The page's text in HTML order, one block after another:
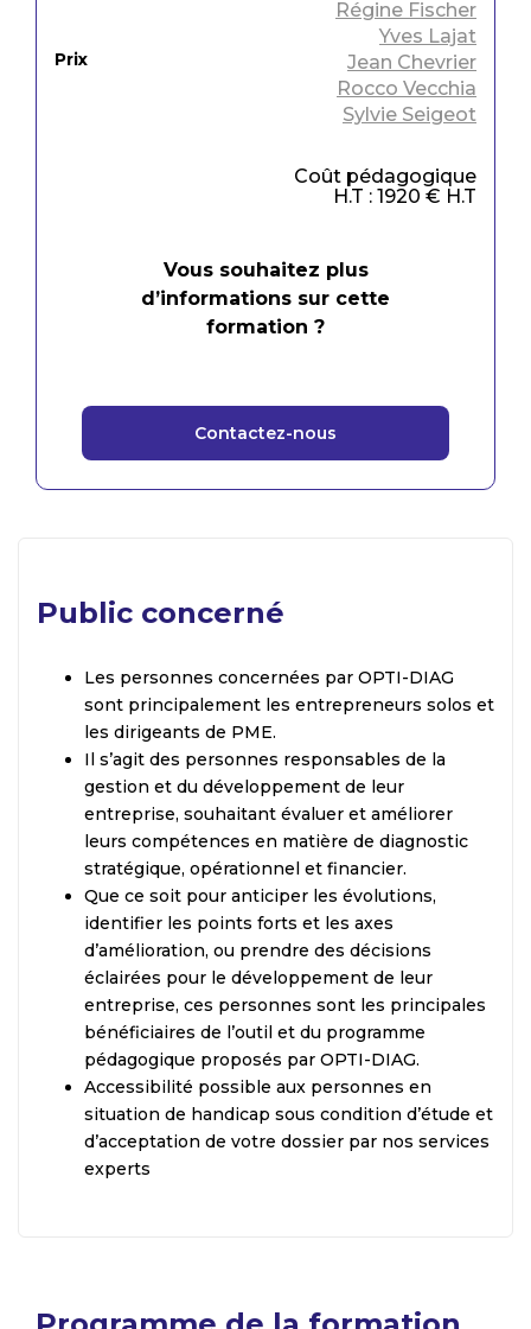
Prix
Régine Fischer
Yves Lajat
Jean Chevrier
Rocco Vecchia
Sylvie Seigeot
Coût pédagogique
H.T : 1920 € H.T
Vous souhaitez plus
d’informations sur cette
formation ?
Contactez-nous
Public concerné
Les personnes concernées par OPTI-DIAG
sont principalement les entrepreneurs solos et
les dirigeants de PME.
Il s’agit des personnes responsables de la
gestion et du développement de leur
entreprise, souhaitant évaluer et améliorer
leurs compétences en matière de diagnostic
stratégique, opérationnel et financier.
Que ce soit pour anticiper les évolutions,
identifier les points forts et les axes
d’amélioration, ou prendre des décisions
éclairées pour le développement de leur
entreprise, ces personnes sont les principales
bénéficiaires de l’outil et du programme
pédagogique proposés par OPTI-DIAG.
Accessibilité possible aux personnes en
situation de handicap sous condition d’étude et
d’acceptation de votre dossier par nos services
experts